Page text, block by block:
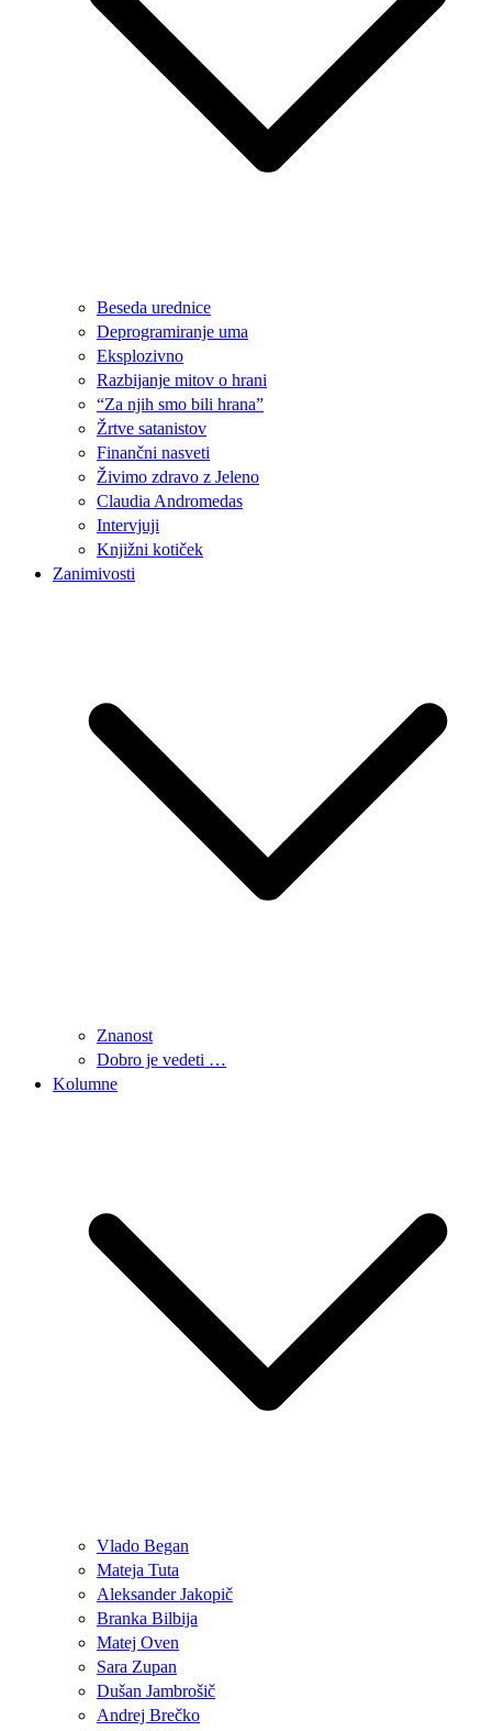
Beseda urednice
Deprogramiranje uma
Eksplozivno
Razbijanje mitov o hrani
“Za njih smo bili hrana”
Žrtve satanistov
Finančni nasveti
Živimo zdravo z Jeleno
Claudia Andromedas
Intervjuji
Knjižni kotiček
Zanimivosti
Znanost
Dobro je vedeti …
Kolumne
Vlado Began
Mateja Tuta
Aleksander Jakopič
Branka Bilbija
Matej Oven
Sara Zupan
Dušan Jambrošič
Andrej Brečko